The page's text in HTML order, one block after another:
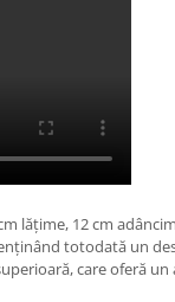
lățime, 12 cm
totodată un
care oferă